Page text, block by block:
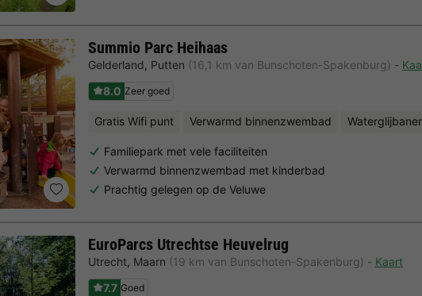
Summio Parc Heihaas
Gelderland, Putten (16,1 km van Bunschoten-Spakenburg)
8.0 Zeer goed
Gratis Wifi punt Verwarmd binnenzwembad
Familiepark met vele faciliteiten
Verwarmd binnenzwembad met kinderbad
Prachtig gelegen op de Veluwe
EuroParcs Utrechtse Heuvelrug
Utrecht, Maarn (19 km van Bunschoten-Spakenburg)
Kaart
7.7 Goed